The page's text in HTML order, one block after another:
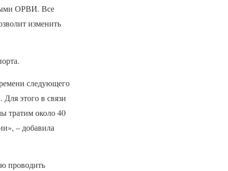
ОРВИ. Все
изменить
следующего
этого в связи
тратим около 40
– добавила
проводить